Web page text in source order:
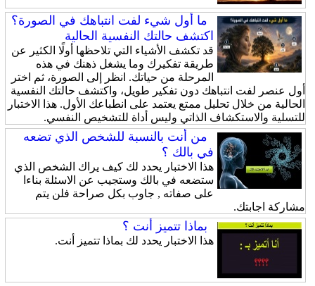
ما أول شيء لفت انتباهك في الصورة؟
اكتشف حالتك النفسية الحالية
قد تكشف الأشياء التي تلاحظها أولًا الكثير عن
طريقة تفكيرك وما يشغل ذهنك في هذه
المرحلة من حياتك. انظر إلى الصورة، ثم اختر
أول عنصر لفت انتباهك دون تفكير طويل، واكتشف حالتك النفسية
الحالية من خلال تحليل ممتع يعتمد على انطباعك الأول. هذا الاختبار
للتسلية والاستكشاف الذاتي وليس أداة للتشخيص النفسي.
من أنت بالنسبة للشخص الذي تضعه
في بالك ؟
هذا الاختبار يحدد لك كيف يراك الشخص الذي
ستضعه في بالك وستجيب عن الاسئلة بناءا
على صفاته , جاوب بكل صراحة فلن يتم
مشاركة اجابتك.
بماذا تتميز أنت ؟
هذا الاختبار يحدد لك بماذا تتميز أنت.